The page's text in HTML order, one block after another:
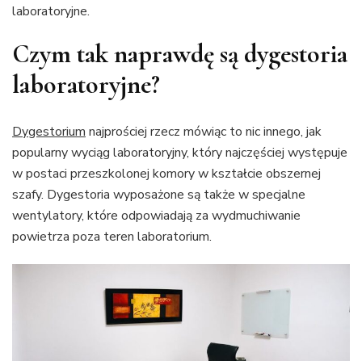
laboratoryjne.
Czym tak naprawdę są dygestoria
laboratoryjne?
Dygestorium najprościej rzecz mówiąc to nic innego, jak
popularny wyciąg laboratoryjny, który najczęściej występuje
w postaci przeszkolonej komory w kształcie obszernej
szafy. Dygestoria wyposażone są także w specjalne
wentylatory, które odpowiadają za wydmuchiwanie
powietrza poza teren laboratorium.